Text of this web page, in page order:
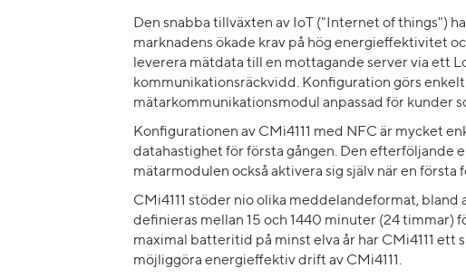
Den snabba tillväxten av IoT ("Internet of things")
marknadens ökade krav på hög energieffektivitet
leverera mätdata till en mottagande server via ett
kommunikationsräckvidd. Konfiguration görs
mätarkommunikationsmodul anpassad för kunder
Konfigurationen av CMi4111 med NFC är mycket
datahastighet för första gången. Den efterföljande
mätarmodulen också aktivera sig själv när en
CMi4111 stöder nio olika meddelandeformat,
definieras mellan 15 och 1440 minuter (24 timmar)
maximal batteritid på minst elva år har CMi4111
möjliggöra energieffektiv drift av CMi4111.